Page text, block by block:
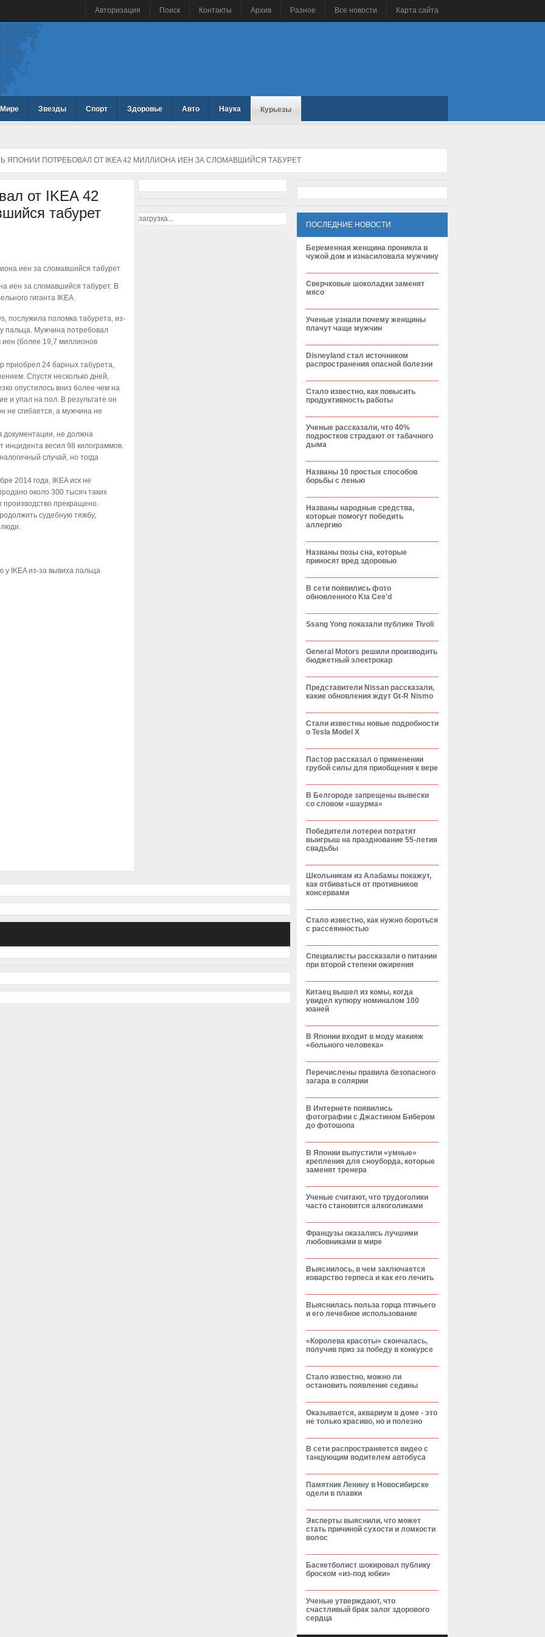
Авторизация Поиск Контакты Архив Разное Все новости Карта сайта
Звезды Спорт Здоровье Авто Наука Курьезы
ЯПОНИИ ПОТРЕБОВАЛ ОТ IKEA 42 МИЛЛИОНА ИЕН ЗА СЛОМАВШИЙСЯ ТАБУРЕТ
от IKEA 42
табурет
иен за сломавшийся табурет. В
гиганта IKEA.
послужила поломка табурета, из-
пальца. Мужчина потребовал
(более 19,7 миллионов
приобрел 24 барных табурета,
Спустя несколько дней,
опустилось вниз более чем на
и упал на пол. В результате он
не сгибается, а мужчина не
документации, не должна
весил 98 килограммов.
случай, но тогда
2014 года, IKEA иск не
около 300 тысяч таких
производство прекращено.
судебную тяжбу,
люди.
IKEA из-за вывиха пальца
загрузка...
ПОСЛЕДНИЕ НОВОСТИ
Беременная женщина проникла в
чужой дом и изнасиловала мужчину
Сверчковые шоколадки заменят
мясо
Ученые узнали почему женщины
плачут чаще мужчин
Disneyland стал источником
распространения опасной болезни
Стало известно, как повысить
продуктивность работы
Ученые рассказали, что 40%
подростков страдают от табачного
дыма
Названы 10 простых способов
борьбы с ленью
Названы народные средства,
которые помогут победить
аллергию
Названы позы сна, которые
приносят вред здоровью
В сети появились фото
обновленного Kia Cee'd
Ssang Yong показали публике Tivoli
General Motors решили производить
бюджетный электрокар
Представители Nissan рассказали,
какие обновления ждут Gt-R Nismo
Стали известны новые подробности
о Tesla Model X
Пастор рассказал о применении
грубой силы для приобщения к вере
В Белгороде запрещены вывески
со словом «шаурма»
Победители лотереи потратят
выигрыш на празднование 55-летия
свадьбы
Школьникам из Алабамы покажут,
как отбиваться от противников
консервами
Стало известно, как нужно бороться
с рассеянностью
Специалисты рассказали о питании
при второй степени ожирения
Китаец вышел из комы, когда
увидел купюру номиналом 100
юаней
В Японии входит в моду макияж
«больного человека»
Перечислены правила безопасного
загара в солярии
В Интернете появились
фотографии с Джастином Бибером
до фотошопа
В Японии выпустили «умные»
крепления для сноуборда, которые
заменят тренера
Ученые считают, что трудоголики
часто становятся алкоголиками
Французы оказались лучшими
любовниками в мире
Выяснилось, в чем заключается
коварство герпеса и как его лечить
Выяснилась польза горца птичьего
и его лечебное использование
«Королева красоты» скончалась,
получив приз за победу в конкурсе
Стало известно, можно ли
остановить появление седины
Оказывается, аквариум в доме - это
не только красиво, но и полезно
В сети распространяется видео с
танцующим водителем автобуса
Памятник Ленину в Новосибирске
одели в плавки
Эксперты выяснили, что может
стать причиной сухости и ломкости
волос
Баскетболист шокировал публику
броском «из-под юбки»
Ученые утверждают, что
счастливый брак залог здорового
сердца